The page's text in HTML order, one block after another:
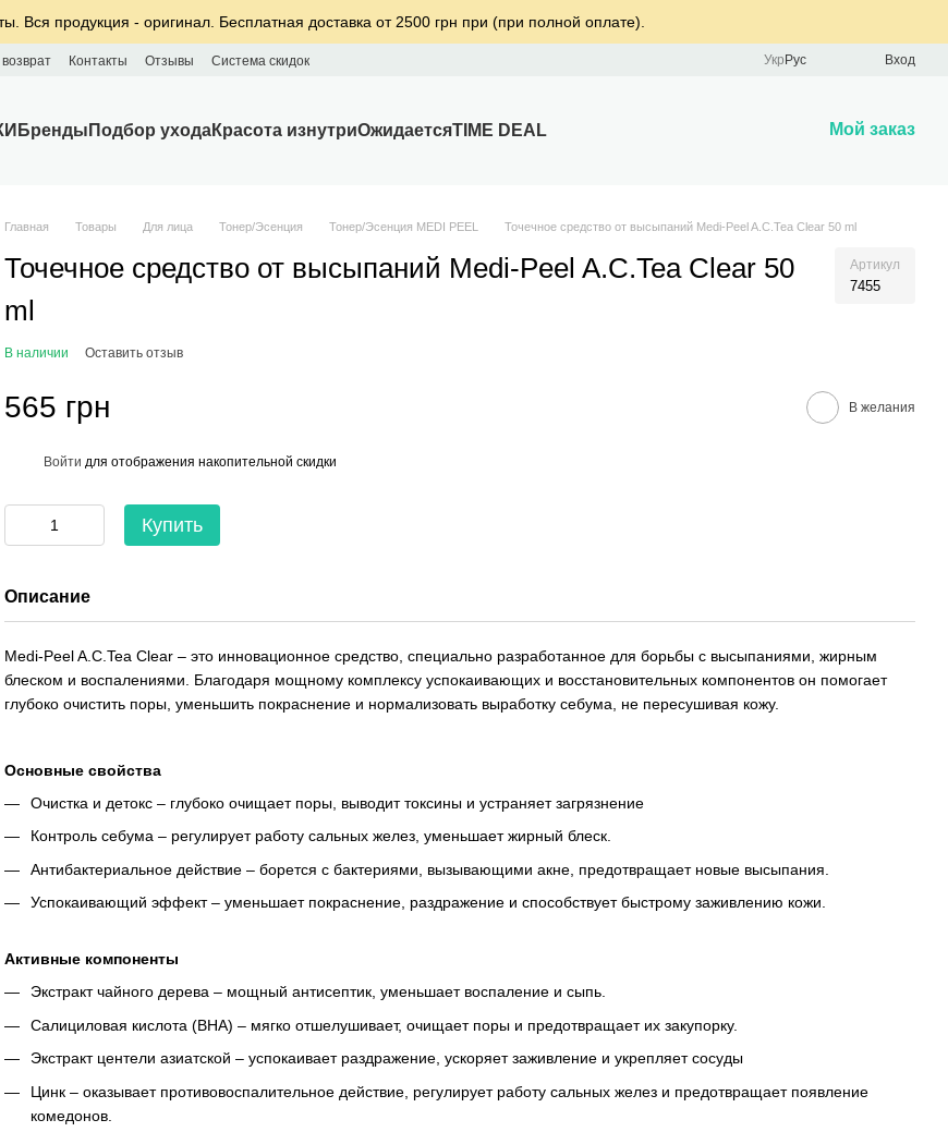
Вся продукция - оригинал. Бесплатная доставка от 2500 грн при (при полной оплате).
Контакты Отзывы Система скидок Укр Рус Вход
Бренды Подбор уходаКрасота изнутриОжидаетсяTIME DEAL Мой заказ
Главная Товары Для лица Тонер/Эсенция Тонер/Эсенция MEDI PEEL Точечное средство от высыпаний Medi-Peel A.C.Tea Clear 50 ml
Точечное средство от высыпаний Medi-Peel A.C.Tea Clear 50
ml
Артикул
7455
В наличии Оставить отзыв
565 грн В желания
Войти для отображения накопительной скидки
Купить
Описание
Medi-Peel A.C.Tea Clear – это инновационное средство, специально разработанное для борьбы с высыпаниями, жирным
блеском и воспалениями. Благодаря мощному комплексу успокаивающих и восстановительных компонентов он помогает
глубоко очистить поры, уменьшить покраснение и нормализовать выработку себума, не пересушивая кожу.
Основные свойства
Очистка и детокс – глубоко очищает поры, выводит токсины и устраняет загрязнение
Контроль себума – регулирует работу сальных желез, уменьшает жирный блеск.
Антибактериальное действие – борется с бактериями, вызывающими акне, предотвращает новые высыпания.
Успокаивающий эффект – уменьшает покраснение, раздражение и способствует быстрому заживлению кожи.
Активные компоненты
Экстракт чайного дерева – мощный антисептик, уменьшает воспаление и сыпь.
Салициловая кислота (BHA) – мягко отшелушивает, очищает поры и предотвращает их закупорку.
Экстракт центели азиатской – успокаивает раздражение, ускоряет заживление и укрепляет сосуды
Цинк – оказывает противовоспалительное действие, регулирует работу сальных желез и предотвращает появление
комедонов.